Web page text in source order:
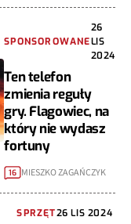
SPONSOROWANE
26
LIS
2024
Ten telefon
zmienia reguły
gry. Flagowiec, na
który nie wydasz
fortuny
16 MIESZKO ZAGAŃCZYK
SPRZĘT26 LIS 2024